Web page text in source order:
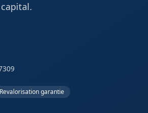
Revalorisation garantie